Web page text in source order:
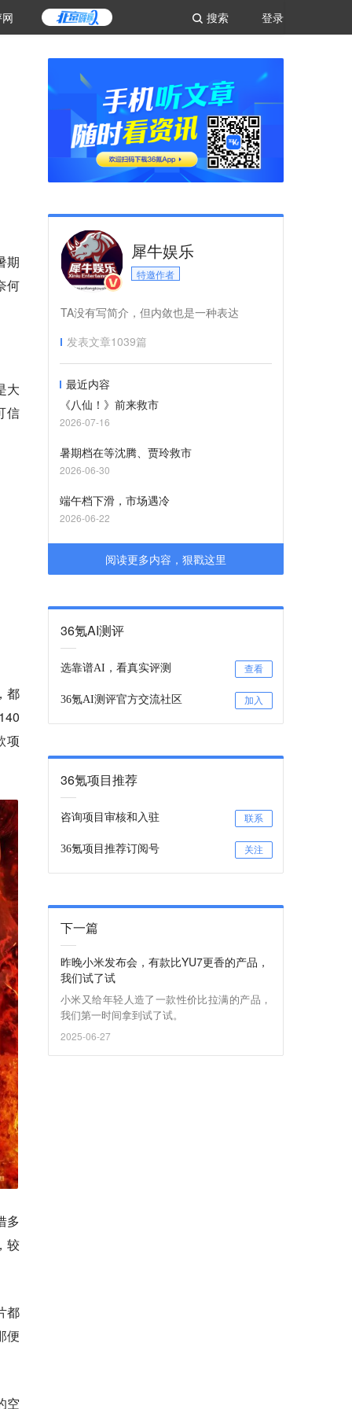
登录
搜索
期
何
大
信
都
项
多
较
都
便
空
犀牛娱乐
特邀作者
TA没有写简介，但内敛也是一种表达
发表文章1039篇
最近内容
《八仙！》前来救市
2026-07-16
暑期档在等沈腾、贾玲救市
2026-06-30
端午档下滑，市场遇冷
2026-06-22
阅读更多内容，狠戳这里
36氪AI测评
选靠谱AI，看真实评测 查看
36氪AI测评官方交流社区 加入
36氪项目推荐
咨询项目审核和入驻 联系
36氪项目推荐订阅号 关注
下一篇
昨晚小米发布会，有款比YU7更香的产品，
我们试了试
小米又给年轻人造了一款性价比拉满的产品，
我们第一时间拿到试了试。
2025-06-27